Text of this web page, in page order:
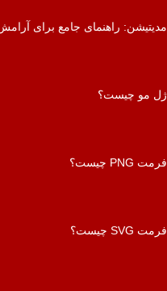
مدیتیشن: راهنمای جامع برای
ژل مو چیست؟
فرمت PNG چیست؟
فرمت SVG چیست؟